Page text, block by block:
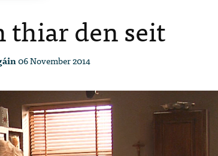
thiar den seit
06 November 2014